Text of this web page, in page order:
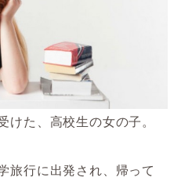
た、高校生の女の子。
旅行に出発され、帰って